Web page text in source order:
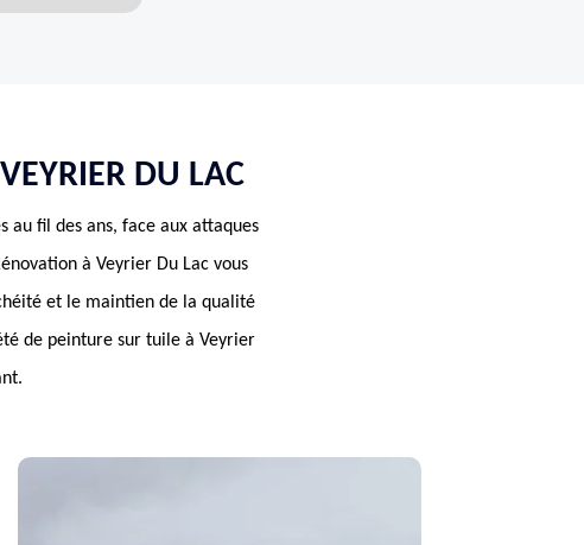
DU LAC
au fil des ans, face aux attaques
à Veyrier Du Lac vous
et le maintien de la qualité
de peinture sur tuile à Veyrier